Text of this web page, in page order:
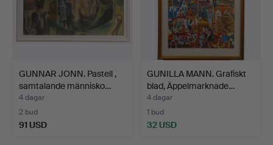
GUNNAR JONN. Pastell ,
samtalande människo…
4 dagar
2 bud
91 USD
GUNILLA MANN. Grafiskt
blad, Äppelmarknade…
4 dagar
1 bud
32 USD